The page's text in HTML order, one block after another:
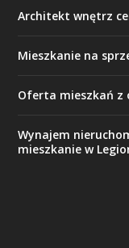
Architekt wnętrz
Mieszkanie na
Oferta mieszkań z
Wynajem
mieszkanie w